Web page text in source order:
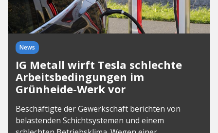
News
IG Metall wirft Tesla schlechte
Arbeitsbedingungen im
Grünheide-Werk vor
Beschäftigte der Gewerkschaft berichten von
belastenden Schichtsystemen und einem